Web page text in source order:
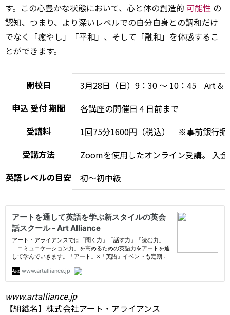
す。この心豊かな状態において、心と体の創造的 可能性 の
認知、つまり、より深いレベルでの自分自身との調和だけ
でなく「癒やし」「平和」、そして「融和」を体感するこ
とができます。
開校日
3月28日（日）9：30 ～ 10：45 Art &
申込 受付期間
各講座の開催日４日前まで
受講料
1回75分1600円（税込） ※事前銀行振
受講方法
Zoomを使用したオンライン受講。 入金
英語レベルの目安
初～初中級
www.artalliance.jp
【組織名】株式会社アート・アライアンス